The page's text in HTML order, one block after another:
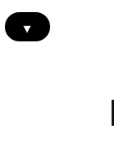
▾